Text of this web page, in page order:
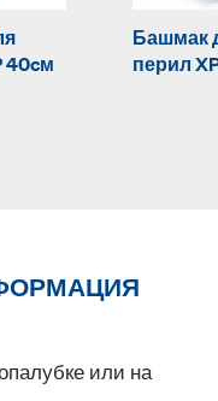
40cм
Башмак
перил
или на